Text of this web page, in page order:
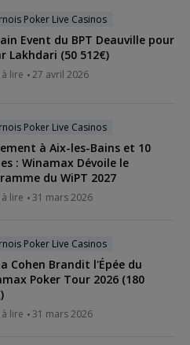
Poker Live Casinos
Event du BPT Deauville pour
Lakhdari (50 512€)
lire 27 avril 2026
Poker Live Casinos
à Aix-les-Bains et 10
: Winamax Dévoile le
du WiPT 2027
lire 31 mars 2026
Poker Live Casinos
Cohen Brandit l'Épée du
Poker Tour 2026 (180
lire 31 mars 2026